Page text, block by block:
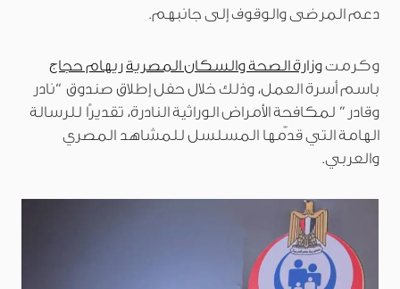
دعم المرضى والوقوف إلى جانبهم.
وكرمتوزارة الصحة والسكان المصرية ريهام حجاج
باسم أسرة العمل، وذلك خلال حفل إطلاق صندوق “نادر
وقادر” لمكافحة الأمراض الوراثية النادرة، تقديرًا للرسالة
الهامة التي قدّمها المسلسل للمشاهد المصري
والعربي.